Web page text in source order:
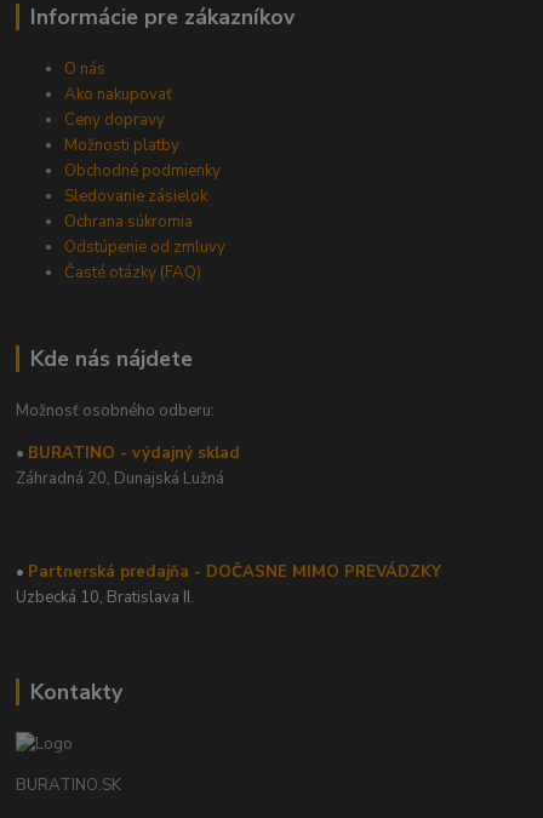
Informácie pre zákazníkov
O nás
Ako nakupovať
Ceny dopravy
Možnosti platby
Obchodné podmienky
Sledovanie zásielok
Ochrana súkromia
Odstúpenie od zmluvy
Časté otázky (FAQ)
Kde nás nájdete
Možnosť osobného odberu:
• BURATINO - výdajný sklad
Záhradná 20, Dunajská Lužná
• Partnerská predajňa - DOČASNE MIMO PREVÁDZKY
Uzbecká 10, Bratislava II.
Kontakty
BURATINO.SK